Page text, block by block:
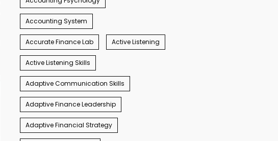
Accounting System
Accurate Finance Lab Active Listening
Active Listening Skills
Adaptive Communication Skills
Adaptive Finance Leadership
Adaptive Financial Strategy